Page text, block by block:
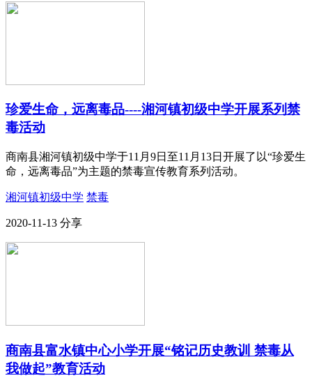
珍爱生命，远离毒品----湘河镇初级中学开展系列禁
毒活动
商南县湘河镇初级中学于11月9日至11月13日开展了以“珍爱生
命，远离毒品”为主题的禁毒宣传教育系列活动。
湘河镇初级中学 禁毒
2020-11-13 分享
商南县富水镇中心小学开展“铭记历史教训 禁毒从
我做起”教育活动